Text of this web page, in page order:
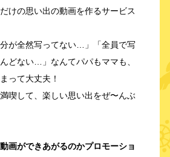
けの思い出の動画を作るサービス
分が全然写ってない…」「全員で写
どない…」なんてパパもママも、
って大丈夫！
喫して、楽しい思い出をぜ〜んぶ
画ができあがるのかプロモーショ